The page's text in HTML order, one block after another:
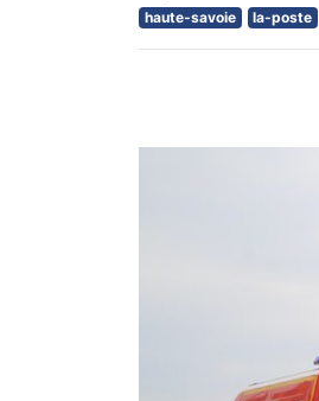
haute-savoie la-poste